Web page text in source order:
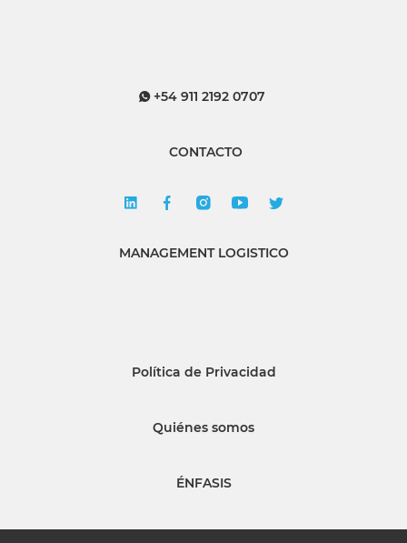
+54 911 2192 0707
CONTACTO
MANAGEMENT LOGISTICO
Política de Privacidad
Quiénes somos
ÉNFASIS